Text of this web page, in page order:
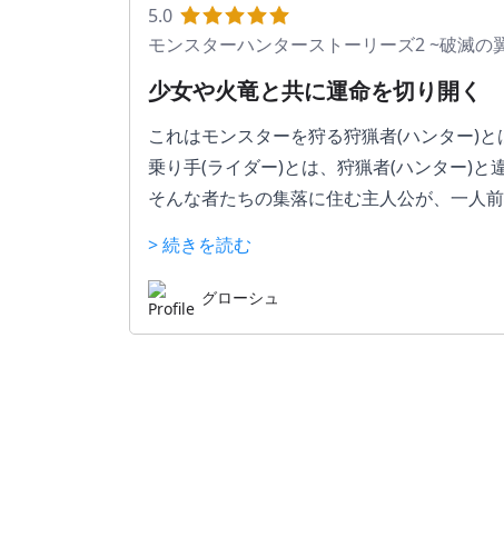
5.0
モンスターハンターストーリーズ2 ~破滅の
少女や火竜と共に運命を切り開く
これはモンスターを狩る狩猟者(ハンター)と
乗り手(ライダー)とは、狩猟者(ハンター)と
そんな者たちの集落に住む主人公が、一人
その卵(リオレウスの子)を巡る壮絶な物語
ーこの作品の良かった点ー
> 続きを読む
グローシュ